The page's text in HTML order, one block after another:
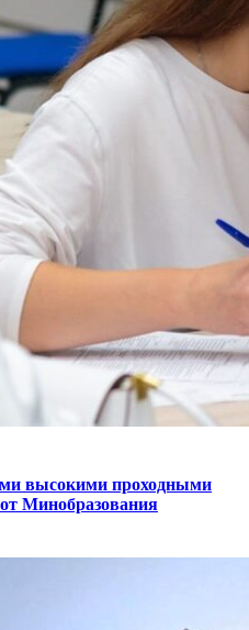
высокими проходными
Минобразования